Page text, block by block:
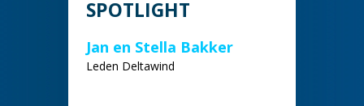
SPOTLIGHT
Jan en Stella Bakker
Leden Deltawind